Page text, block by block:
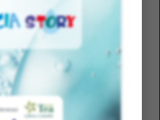
e privacy; conoscere gli
la nostra protezione; distinguere
cyberstalking; riconoscere
di genere. È utile includere
information literacy
la rete, ma abitare il
e giusto, riconoscendo che anche
regole di rispetto, consenso e